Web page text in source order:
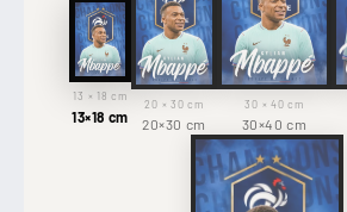
13 × 18 cm
13×18 cm
20 × 30 cm
20×30 cm
30 × 40 cm
30×40 cm